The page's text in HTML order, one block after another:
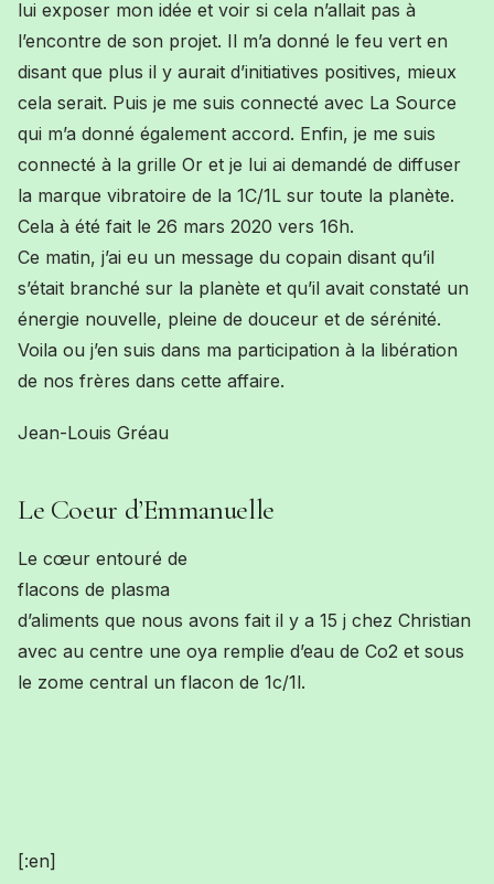
lui exposer mon idée et voir si cela n’allait pas à
l’encontre de son projet. Il m’a donné le feu vert en
disant que plus il y aurait d’initiatives positives, mieux
cela serait. Puis je me suis connecté avec La Source
qui m’a donné également accord. Enfin, je me suis
connecté à la grille Or et je lui ai demandé de diffuser
la marque vibratoire de la 1C/1L sur toute la planète.
Cela à été fait le 26 mars 2020 vers 16h.
Ce matin, j’ai eu un message du copain disant qu’il
s’était branché sur la planète et qu’il avait constaté un
énergie nouvelle, pleine de douceur et de sérénité.
Voila ou j’en suis dans ma participation à la libération
de nos frères dans cette affaire.
Jean-Louis Gréau
Le Coeur d’Emmanuelle
Le cœur entouré de
flacons de plasma
d’aliments que nous avons fait il y a 15 j chez Christian
avec au centre une oya remplie d’eau de Co2 et sous
le zome central un flacon de 1c/1l.
[:en]